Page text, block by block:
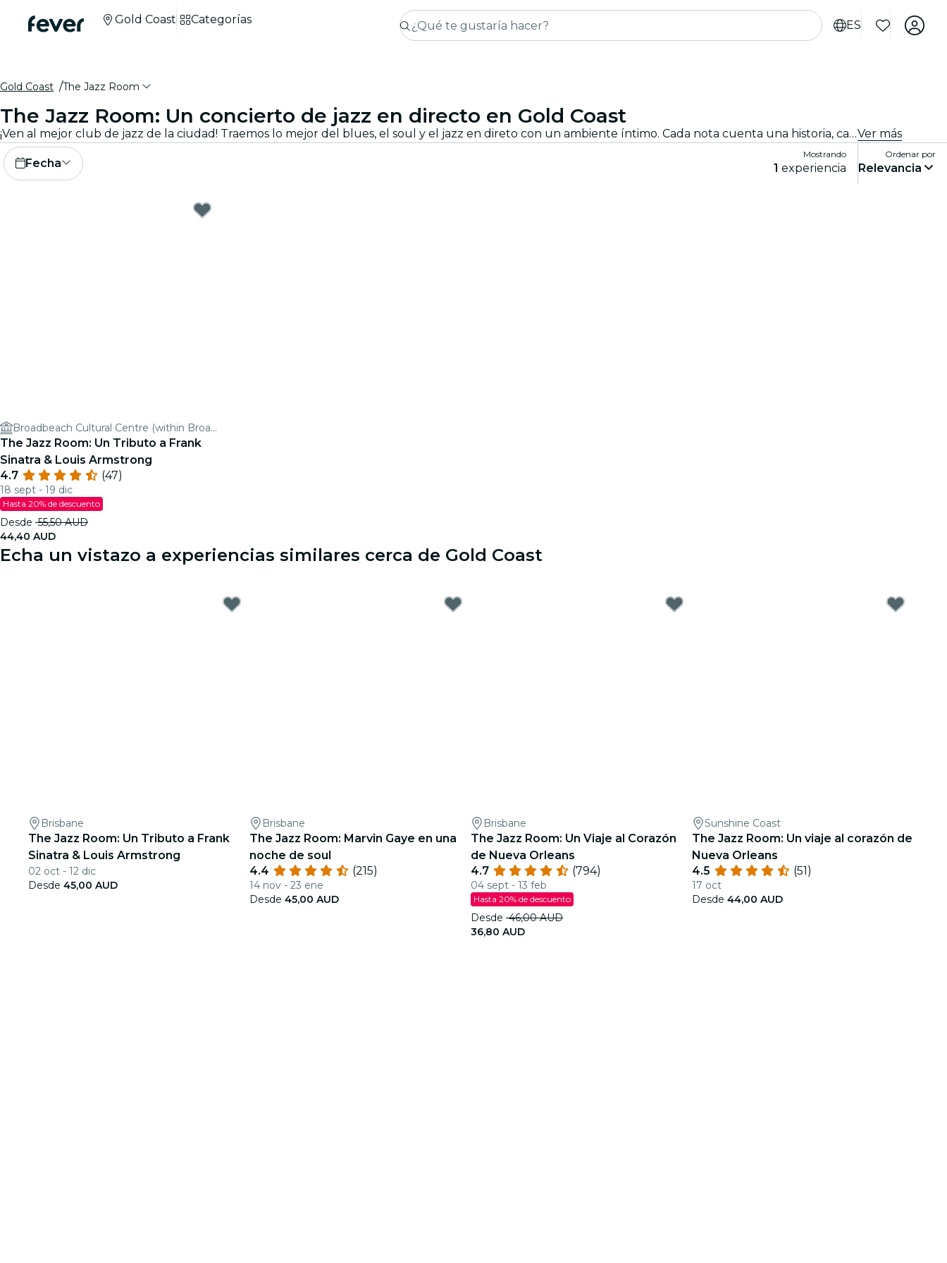
ES
Gold Coast Categorías
Gold Coast The Jazz Room
The Jazz Room: Un concierto de jazz en directo en Gold Coast
¡Ven al mejor club de jazz de la ciudad! Traemos lo mejor del blues, el soul y el jazz en direto con un ambiente íntimo. Cada nota cuenta una historia, cada improvisación y cada canción conmueven al público. ¡Descubre los tributos y conciertos de jazz cerca de ti!Ver más
Fecha
Mostrando
1 experiencia
Ordenar por
Relevancia
Broadbeach Cultural Centre (within Broadbeach Cultural Precinct)
The Jazz Room: Un Tributo a Frank
Sinatra & Louis Armstrong
4.7
(47)
18 sept - 19 dic
Hasta 20% de descuento
Desde 55,50 AUD
44,40 AUD
Echa un vistazo a experiencias similares cerca de Gold Coast
Brisbane
The Jazz Room: Un Tributo a Frank
Sinatra & Louis Armstrong
02 oct - 12 dic
Desde 45,00 AUD
Brisbane
The Jazz Room: Marvin Gaye en una
noche de soul
4.4
(215)
14 nov - 23 ene
Desde 45,00 AUD
Brisbane
The Jazz Room: Un Viaje al Corazón
de Nueva Orleans
4.7
(794)
04 sept - 13 feb
Hasta 20% de descuento
Desde 46,00 AUD
36,80 AUD
Sunshine Coast
The Jazz Room: Un viaje al corazón de
Nueva Orleans
4.5
(51)
17 oct
Desde 44,00 AUD